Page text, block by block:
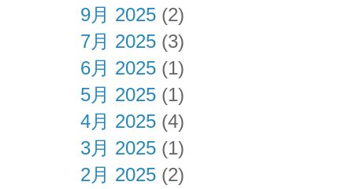
9月 2025 (2)
7月 2025 (3)
6月 2025 (1)
5月 2025 (1)
4月 2025 (4)
3月 2025 (1)
2月 2025 (2)